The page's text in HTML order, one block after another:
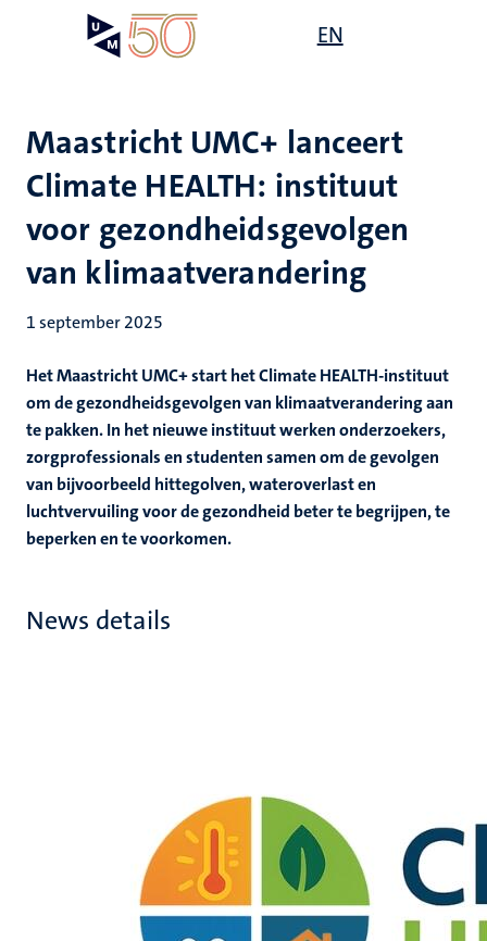
gaan
EN
Maastricht UMC+ lanceert
Climate HEALTH: instituut
voor gezondheidsgevolgen
van klimaatverandering
1 september 2025
Het Maastricht UMC+ start het Climate HEALTH-instituut
om de gezondheidsgevolgen van klimaatverandering aan
te pakken. In het nieuwe instituut werken onderzoekers,
zorgprofessionals en studenten samen om de gevolgen
van bijvoorbeeld hittegolven, wateroverlast en
luchtvervuiling voor de gezondheid beter te begrijpen, te
beperken en te voorkomen.
News details